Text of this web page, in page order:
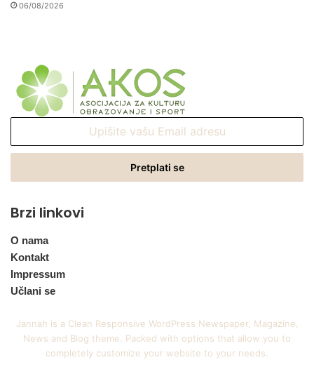
06/08/2026
Email
Brzi linkovi
O nama
Kontakt
Impressum
Učlani se
Jannah is a Clean Responsive WordPress Newspaper, Magazine,
News and Blog theme. Packed with options that allow you to
completely customize your website to your needs.